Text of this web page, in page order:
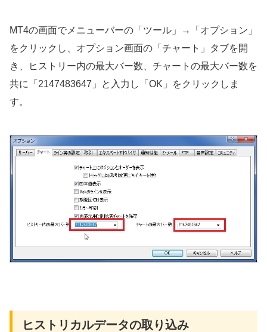
MT4の画面でメニューバーの「ツール」→「オプション」
をクリックし、オプション画面の「チャート」タブを開
き、ヒストリー内の最大バー数、チャートの最大バー数を
共に「2147483647」と入力し「OK」をクリックしま
す。
ヒストリカルデータの取り込み